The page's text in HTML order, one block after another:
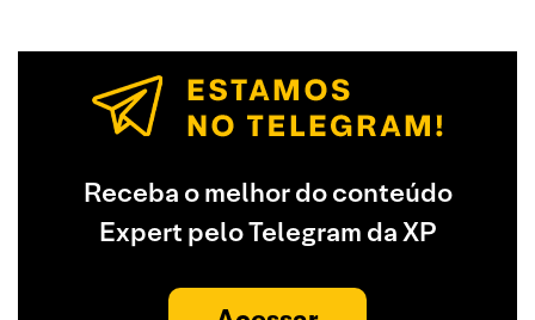
Receba o melhor do conteúdo
Expert pelo Telegram da XP